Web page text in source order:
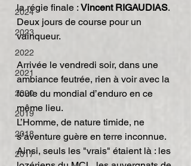
2024
2023
2022
2021
2020
2019
2018
2017
la régie finale : Vincent RIGAUDIAS.
Deux jours de course pour un
vainqueur.
Arrivée le vendredi soir, dans une
ambiance feutrée, rien à voir avec la
foule du mondial d’enduro en ce
même lieu.
L’Homme, de nature timide, ne
s’aventure guère en terre inconnue.
Ainsi, seuls les "vrais" étaient là : les